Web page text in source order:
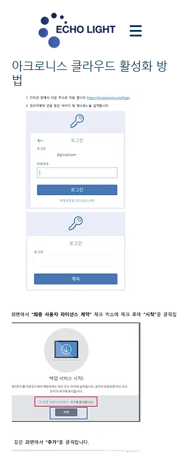
아크로니스 클라우드 활성화 방
법